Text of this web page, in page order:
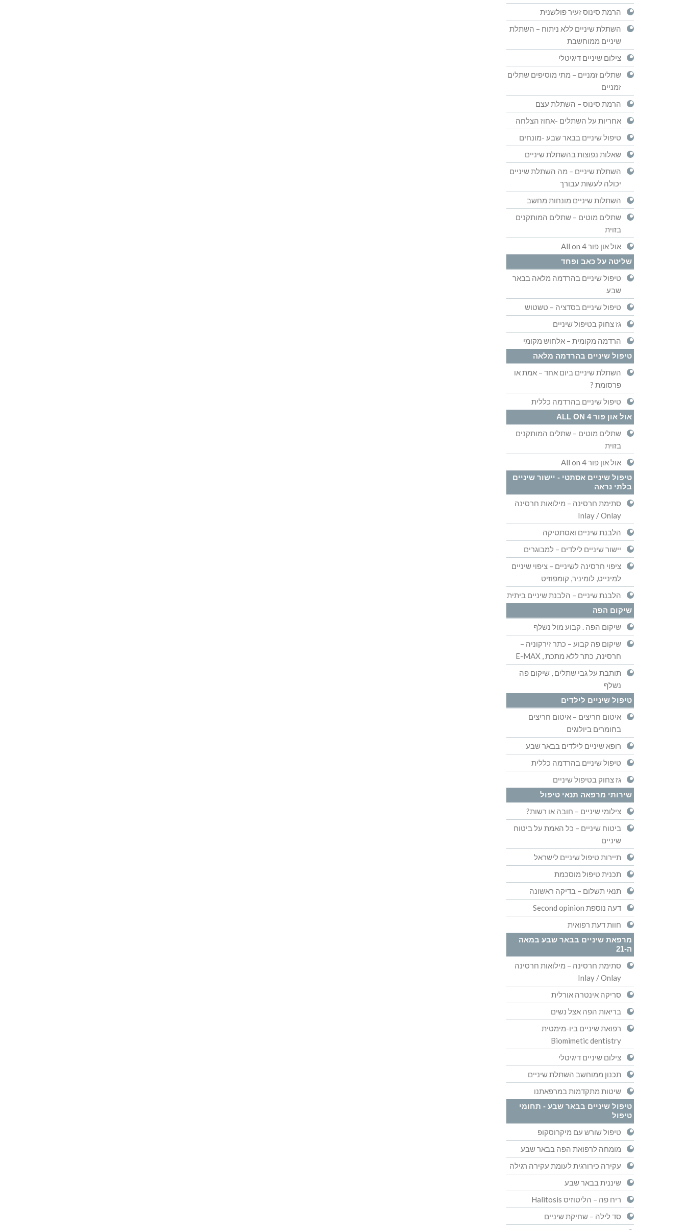
הרמת סינוס זעיר פולשנית
השתלת שיניים ללא ניתוח – השתלת
שיניים ממוחשבת
צילום שיניים דיגיטלי
שתלים זמניים – מתי מוסיפים שתלים
זמניים
הרמת סינוס – השתלת עצם
אחריות על השתלים -אחוז הצלחה
טיפול שיניים בבאר שבע -מונחים
שאלות נפוצות בהשתלת שיניים
השתלת שיניים – מה השתלת שיניים
יכולה לעשות עבורך
השתלות שיניים מונחות מחשב
שתלים מוטים – שתלים המותקנים
בזוית
אול און פור All on 4
שליטה על כאב ופחד
טיפול שיניים בהרדמה מלאה בבאר
שבע
טיפול שיניים בסדציה – טשטוש
גז צחוק בטיפול שיניים
הרדמה מקומית – אלחוש מקומי
טיפול שיניים בהרדמה מלאה
השתלת שיניים ביום אחד – אמת או
פרסומת ?
טיפול שיניים בהרדמה כללית
אול און פור ALL ON 4
שתלים מוטים – שתלים המותקנים
בזוית
אול און פור All on 4
טיפול שיניים אסתטי - יישור שיניים
בלתי נראה
סתימת חרסינה – מילואות חרסינה
Inlay / Onlay
הלבנת שיניים ואסתטיקה
יישור שיניים לילדים – למבוגרים
ציפוי חרסינה לשיניים – ציפוי שיניים
למינייט, לומיניר, קומפוזיט
הלבנת שיניים – הלבנת שיניים ביתית
שיקום הפה
שיקום הפה . קבוע מול נשלף
שיקום פה קבוע – כתר זירקוניה –
חרסינה, כתר ללא מתכת , E-MAX
תותבת על גבי שתלים , שיקום פה
נשלף
טיפול שיניים לילדים
איטום חריצים – איטום חריצים
בחומרים ביולוגים
רופא שיניים לילדים בבאר שבע
טיפול שיניים בהרדמה כללית
גז צחוק בטיפול שיניים
שירותי מרפאה תנאי טיפול
צילומי שיניים – חובה או רשות?
ביטוח שיניים – כל האמת על ביטוח
שיניים
תיירות טיפול שיניים לישראל
תכנית טיפול מוסכמת
תנאי תשלום – בדיקה ראשונה
דעה נוספת Second opinion
חוות דעת רפואית
מרפאת שיניים בבאר שבע במאה
ה-21
סתימת חרסינה – מילואות חרסינה
Inlay / Onlay
סריקה אינטרה אורלית
בריאות הפה אצל נשים
רפואת שיניים ביו-מימטית
Biomimetic dentistry
צילום שיניים דיגיטלי
תכנון ממוחשב השתלת שיניים
שיטות מתקדמות במרפאתנו
טיפול שיניים בבאר שבע - תחומי
טיפול
טיפול שורש עם מיקרוסקופ
מומחה לרפואת הפה בבאר שבע
עקירה כירורגית לעומת עקירה רגילה
שיננית בבאר שבע
ריח פה – הליטוזיס Halitosis
סד לילה – שחיקת שיניים